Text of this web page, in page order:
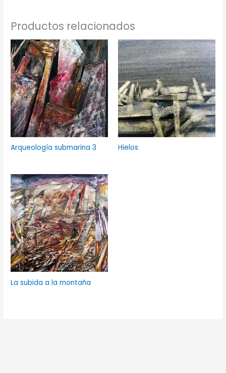
Productos relacionados
Arqueología submarina 3 Hielos
La subida a la montaña